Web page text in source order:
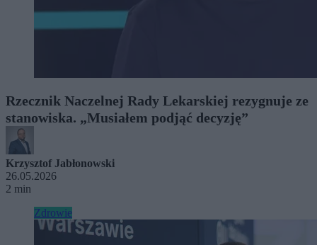
Rzecznik Naczelnej Rady Lekarskiej rezygnuje ze
stanowiska. „Musiałem podjąć decyzję”
Krzysztof Jabłonowski
26.05.2026
2 min
Zdrowie